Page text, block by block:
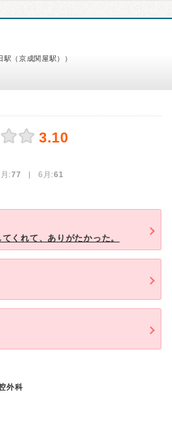
（京成関屋駅））
3.10
:77 | 6月:61
くれて、ありがたかった。
外科